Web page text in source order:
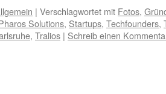
| Verschlagwortet mit Fotos,
Solutions, Startups, Techfounders,
, Tralios | Schreib einen